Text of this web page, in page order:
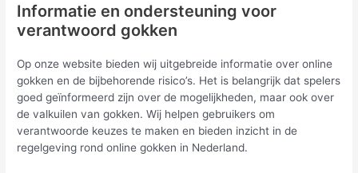
Informatie en ondersteuning voor
verantwoord gokken
Op onze website bieden wij uitgebreide informatie over online
gokken en de bijbehorende risico’s. Het is belangrijk dat spelers
goed geïnformeerd zijn over de mogelijkheden, maar ook over
de valkuilen van gokken. Wij helpen gebruikers om
verantwoorde keuzes te maken en bieden inzicht in de
regelgeving rond online gokken in Nederland.